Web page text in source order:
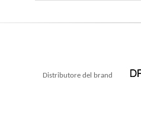
Distributore del brand